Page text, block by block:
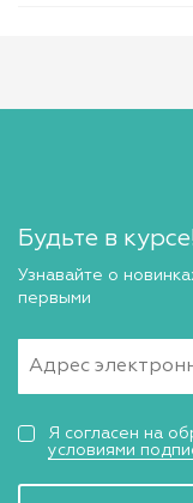
Будьте в
Узнавайте о
первыми
Я согласен на
условиями